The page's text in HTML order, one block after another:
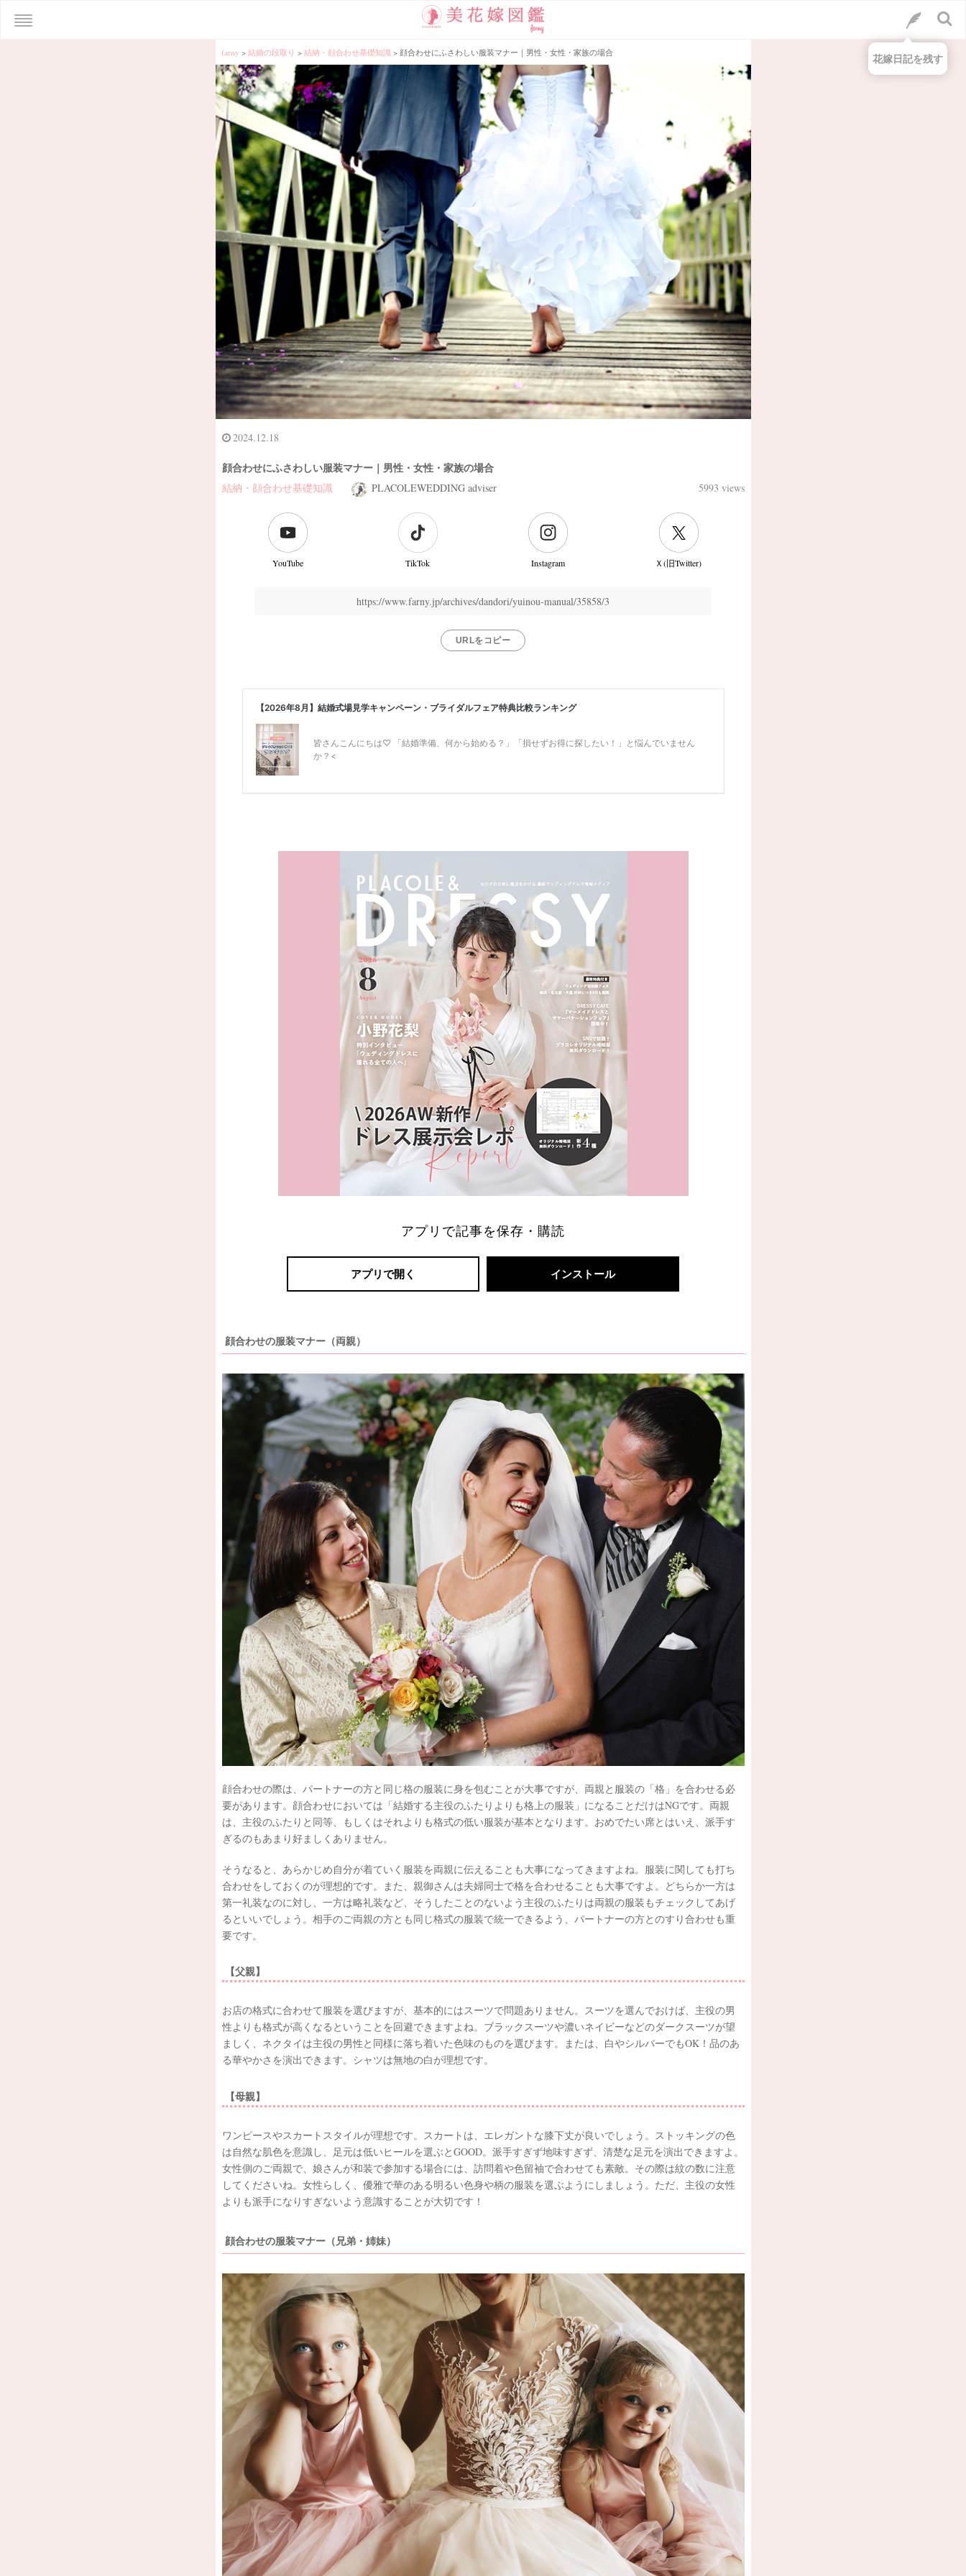
farny > 結婚の段取り > 結納・顔合わせ基礎知識> 顔合わせにふさわしい服装マナー｜男性・女性・家族の場合
2024.12.18
顔合わせにふさわしい服装マナー｜男性・女性・家族の場合
結納・顔合わせ基礎知識 PLACOLEWEDDING adviser 5993 views
YouTube TikTok Instagram Ｘ(旧Twitter)
https://www.farny.jp/archives/dandori/yuinou-manual/35858/3
URLをコピー
アプリで記事を保存・購読
アプリで開く インストール
顔合わせの服装マナー（両親）
顔合わせの際は、パートナーの方と同じ格の服装に身を包むことが大事ですが、両親と服装の「格」を合わせる必
要があります。顔合わせにおいては「結婚する主役のふたりよりも格上の服装」になることだけはNGです。両親
は、主役のふたりと同等、もしくはそれよりも格式の低い服装が基本となります。おめでたい席とはいえ、派手す
ぎるのもあまり好ましくありません。
そうなると、あらかじめ自分が着ていく服装を両親に伝えることも大事になってきますよね。服装に関しても打ち
合わせをしておくのが理想的です。また、親御さんは夫婦同士で格を合わせることも大事ですよ。どちらか一方は
第一礼装なのに対し、一方は略礼装など、そうしたことのないよう主役のふたりは両親の服装もチェックしてあげ
るといいでしょう。相手のご両親の方とも同じ格式の服装で統一できるよう、パートナーの方とのすり合わせも重
要です。
【父親】
お店の格式に合わせて服装を選びますが、基本的にはスーツで問題ありません。スーツを選んでおけば、主役の男
性よりも格式が高くなるということを回避できますよね。ブラックスーツや濃いネイビーなどのダークスーツが望
ましく、ネクタイは主役の男性と同様に落ち着いた色味のものを選びます。または、白やシルバーでもOK！品のあ
る華やかさを演出できます。シャツは無地の白が理想です。
【母親】
ワンピースやスカートスタイルが理想です。スカートは、エレガントな膝下丈が良いでしょう。ストッキングの色
は自然な肌色を意識し、足元は低いヒールを選ぶとGOOD。派手すぎず地味すぎず、清楚な足元を演出できますよ。
女性側のご両親で、娘さんが和装で参加する場合には、訪問着や色留袖で合わせても素敵。その際は紋の数に注意
してくださいね。女性らしく、優雅で華のある明るい色身や柄の服装を選ぶようにしましょう。ただ、主役の女性
よりも派手になりすぎないよう意識することが大切です！
顔合わせの服装マナー（兄弟・姉妹）
花嫁日記を残す